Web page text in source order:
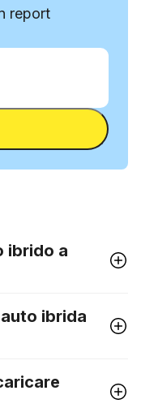
report
ibrido a
ibrida